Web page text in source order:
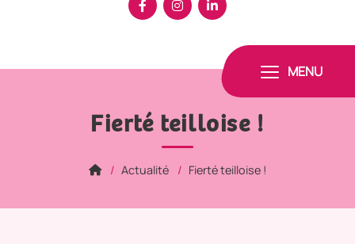
MENU
Fierté teilloise !
Actualité Fierté teilloise !